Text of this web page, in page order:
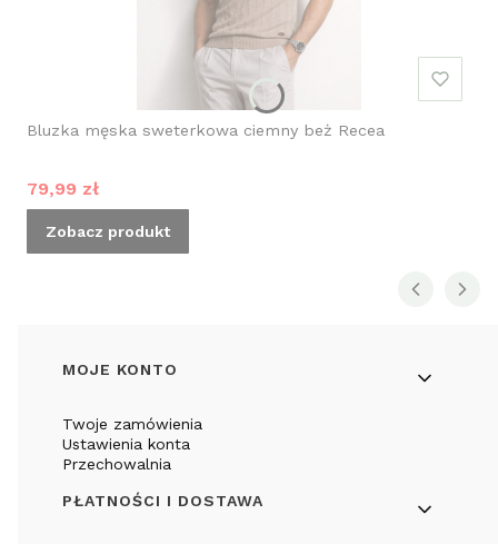
Bluzka męska sweterkowa ciemny beż Recea
Cena promocyjna
79,99 zł
Zobacz produkt
Linki w stopce
MOJE KONTO
Twoje zamówienia
Ustawienia konta
Przechowalnia
PŁATNOŚCI I DOSTAWA